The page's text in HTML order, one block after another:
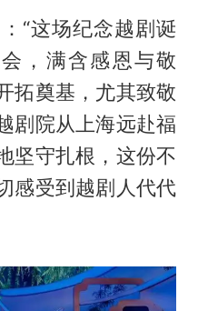
“这场纪念越剧诞
，满含感恩与敬
拓奠基，尤其致敬
院从上海远赴福
坚守扎根，这份不
感受到越剧人代代